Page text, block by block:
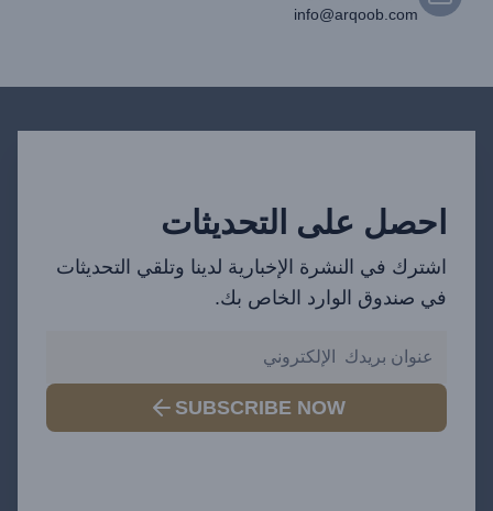
info@arqoob.com
احصل على التحديثات
اشترك في النشرة الإخبارية لدينا وتلقي التحديثات
في صندوق الوارد الخاص بك.
SUBSCRIBE NOW